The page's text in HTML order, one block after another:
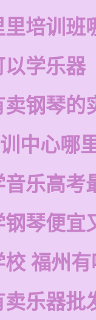
培训班
学乐器
钢琴的
中心哪
乐高考
琴便宜
福州
乐器批